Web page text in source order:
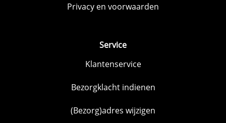
Privacy en voorwaarden
Service
Klantenservice
Bezorgklacht indienen
(Bezorg)adres wijzigen